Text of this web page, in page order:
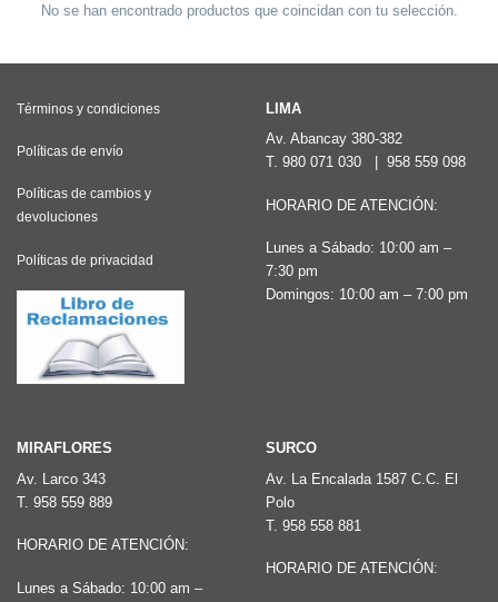
No se han encontrado productos que coincidan con tu selección.
Términos y condiciones
Políticas de envío
Políticas de cambios y
devoluciones
Políticas de privacidad
LIMA
Av. Abancay 380-382
T. 980 071 030 958 559 098
HORARIO DE ATENCIÓN:
Lunes a Sábado: 10:00 am –
7:30 pm
Domingos: 10:00 am – 7:00 pm
MIRAFLORES
Av. Larco 343
T. 958 559 889
HORARIO DE ATENCIÓN:
Lunes a Sábado: 10:00 am –
SURCO
Av. La Encalada 1587 C.C. El
Polo
T. 958 558 881
HORARIO DE ATENCIÓN: